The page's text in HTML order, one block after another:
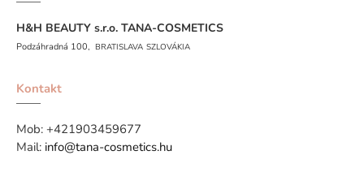
H&H BEAUTY s.r.o. TANA-COSMETICS
Podzáhradná 100, BRATISLAVA SZLOVÁKIA
Kontakt
Mob: +421903459677
Mail: info@tana-cosmetics.hu